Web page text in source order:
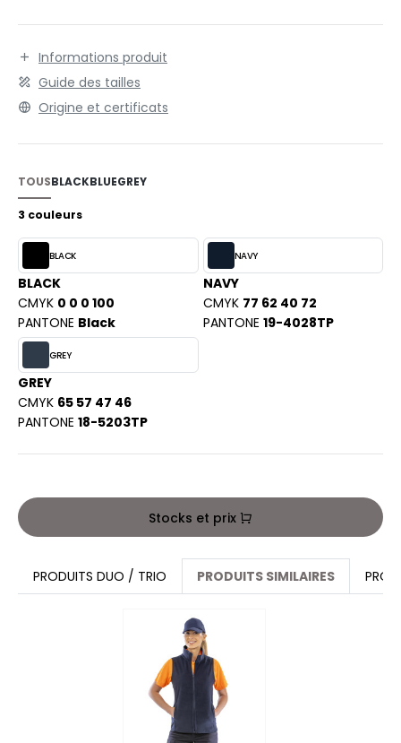
SHOPPING
VETEMENTS
SHIRT
SHIRT
- BLOUSON
OF THE LOOM VINTAGE
- BLANKS
COOL
Informations produit
Guide des tailles
Origine et certificats
TOUSBLACKBLUEGREY
3 couleurs
BLACK
BLACK
CMYK 0 0 0 100
PANTONE Black
NAVY
NAVY
CMYK 77 62 40 72
PANTONE 19-4028TP
GREY
GREY
CMYK 65 57 47 46
PANTONE 18-5203TP
Stocks et prix
PRODUITS DUO / TRIO PRODUITS SIMILAIRES